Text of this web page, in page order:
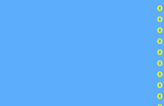
o
o
o
o
o
o
o
o
o